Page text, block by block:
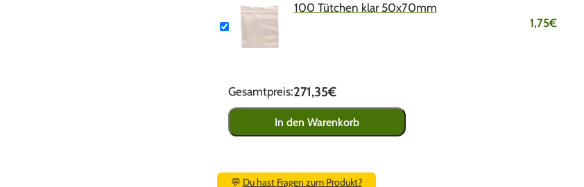
100 Tütchen klar 50x70mm
1,75€
Gesamtpreis:271,35€
In den Warenkorb
💬 Du hast Fragen zum Produkt?